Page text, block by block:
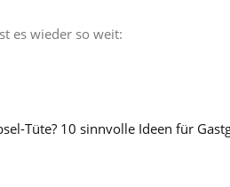
es wieder so weit: